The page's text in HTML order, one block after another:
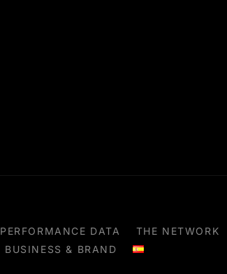
PERFORMANCE DATA
THE NETWORK
BUSINESS & BRAND